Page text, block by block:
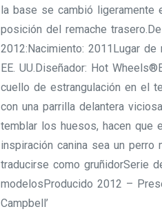
la base se cambió ligeramente
posición del remache
2012:Nacimiento: 2011Lugar de
EE. UU.Diseñador: Hot
cuello de estrangulación en el
con una parrilla delantera
temblar los huesos, hacen que
inspiración canina sea un perro
traducirse como gruñidorSerie
modelosProducido 2012 –
Campbell’